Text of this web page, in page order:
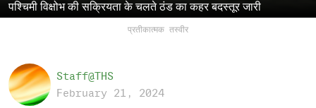
पश्चिमी विक्षोभ की सक्रियता के चलते ठंड का कहर बदस्तूर जारी
प्रतीकात्मक तस्वीर
Staff@THS
February 21, 2024